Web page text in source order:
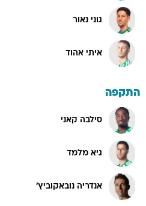
גוני נאור
איתי אהוד
התקפה
סילבה קאני
גיא מלמד
אנדריה נובאקוביץ'